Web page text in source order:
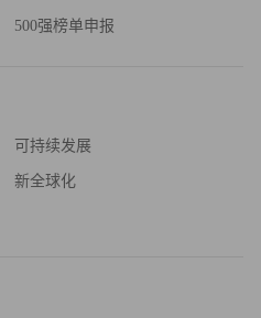
500强榜单申报
可持续发展
新全球化